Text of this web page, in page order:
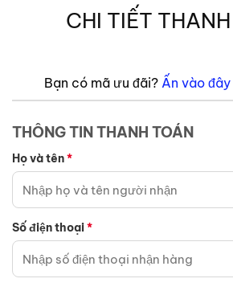
CHI TIẾT
Bạn có mã ưu đãi? Ấn vào
THÔNG TIN THANH TOÁN
Họ và tên*
Số điện thoại*